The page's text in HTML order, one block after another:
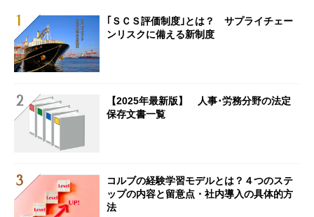
｢ＳＣＳ評価制度｣とは？ サプライチェー
ンリスクに備える新制度
【2025年最新版】 人事･労務分野の法定
保存文書一覧
コルブの経験学習モデルとは？４つのステ
ップの内容と留意点・社内導入の具体的方
法